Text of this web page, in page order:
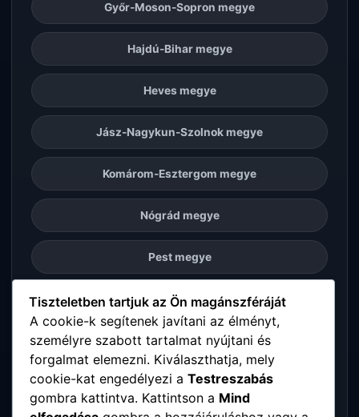
Győr-Moson-Sopron megye
Hajdú-Bihar megye
Heves megye
Jász-Nagykun-Szolnok megye
Komárom-Esztergom megye
Nógrád megye
Pest megye
Somogy megye
Szabolcs-Szatmár-Bereg megye
Tolna megye
Tiszteletben tartjuk az Ön magánszféráját
A cookie-k segítenek javítani az élményt,
személyre szabott tartalmat nyújtani és
forgalmat elemezni. Kiválaszthatja, mely
cookie-kat engedélyezi a Testreszabás
gombra kattintva. Kattintson a Mind